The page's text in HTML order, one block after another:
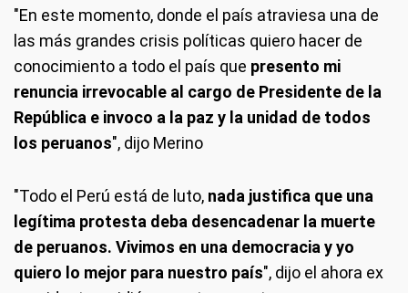
"En este momento, donde el país atraviesa una de
las más grandes crisis políticas quiero hacer de
conocimiento a todo el país que presento mi
renuncia irrevocable al cargo de Presidente de la
República e invoco a la paz y la unidad de todos
los peruanos", dijo Merino
"Todo el Perú está de luto, nada justifica que una
legítima protesta deba desencadenar la muerte
de peruanos. Vivimos en una democracia y yo
quiero lo mejor para nuestro país", dijo el ahora ex